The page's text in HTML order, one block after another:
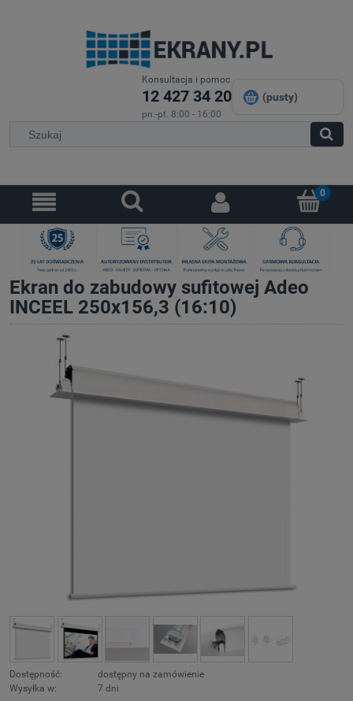
Konsultacja i pomoc
12 427 34 20
pn.-pt. 8:00 - 16:00
(pusty)
Ekran do zabudowy sufitowej Adeo
INCEEL 250x156,3 (16:10)
Dostępność:
dostępny na zamówienie
Wysyłka w:
7 dni